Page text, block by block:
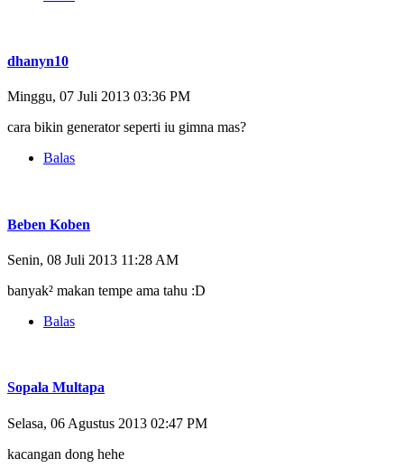
dhanyn10
Minggu, 07 Juli 2013 03:36 PM
cara bikin generator seperti iu gimna mas?
Balas
Beben Koben
Senin, 08 Juli 2013 11:28 AM
banyak² makan tempe ama tahu :D
Balas
Sopala Multapa
Selasa, 06 Agustus 2013 02:47 PM
kacangan dong hehe